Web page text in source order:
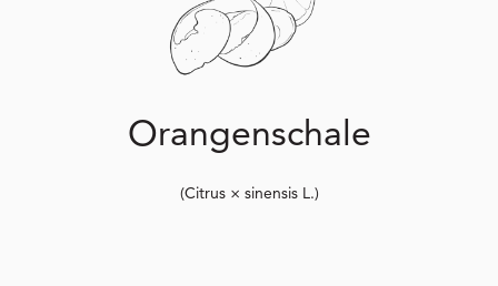
Orangenschale
(Citrus × sinensis L.)